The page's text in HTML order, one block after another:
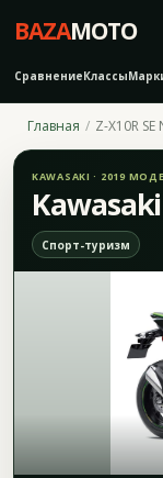
BAZAMOTO
СравнениеКлассы
Главная Z-X10R
KAWASAKI · 2019
Kawasaki
Спорт-туризм